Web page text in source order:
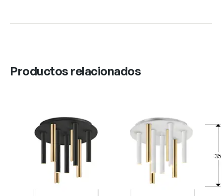
Productos relacionados